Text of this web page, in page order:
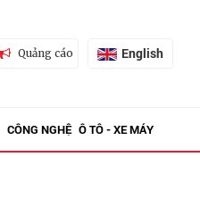
Quảng cáo English
CÔNG NGHỆ Ô TÔ - XE MÁY